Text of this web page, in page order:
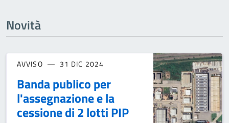
Novità
AVVISO 31 DIC 2024
Banda publico per
l'assegnazione e la
cessione di 2 lotti PIP